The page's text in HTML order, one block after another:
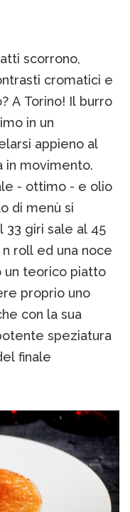
scorrono,
cromatici e
A Torino! Il burro
in un
appieno al
in movimento.
- ottimo - e olio
di menù si
33 giri sale al 45
roll ed una noce
un teorico piatto
proprio uno
con la sua
speziatura
finale